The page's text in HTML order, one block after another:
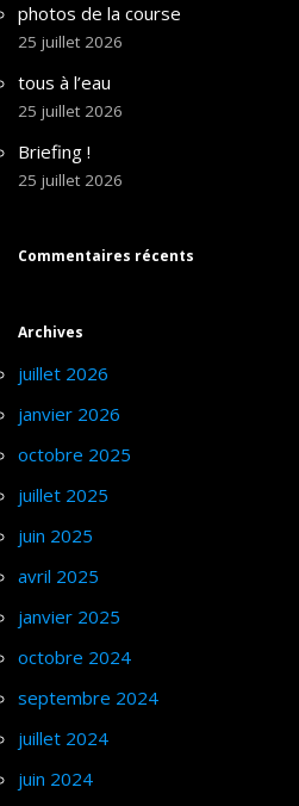
photos de la course
25 juillet 2026
tous à l’eau
25 juillet 2026
Briefing !
25 juillet 2026
Commentaires récents
Archives
juillet 2026
janvier 2026
octobre 2025
juillet 2025
juin 2025
avril 2025
janvier 2025
octobre 2024
septembre 2024
juillet 2024
juin 2024